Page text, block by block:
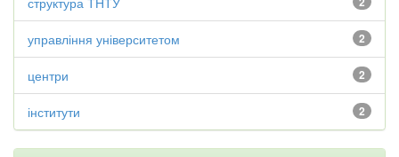
2
управління університетом
2
центри
2
інститути